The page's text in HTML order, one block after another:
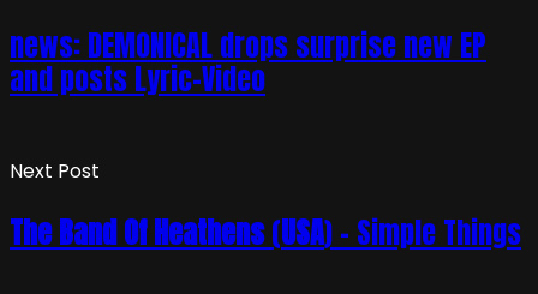
news: DEMONICAL drops surprise new EP
and posts Lyric-Video
Next Post
The Band Of Heathens(USA) – Simple Things